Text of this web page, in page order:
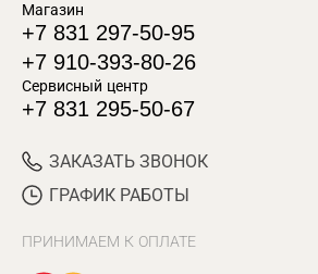
Магазин
+7 831 297-50-95
+7 910-393-80-26
Сервисный центр
+7 831 295-50-67
ЗАКАЗАТЬ ЗВОНОК
ГРАФИК РАБОТЫ
ПРИНИМАЕМ К ОПЛАТЕ